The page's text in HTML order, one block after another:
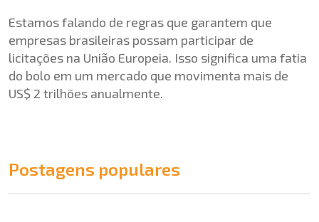
Estamos falando de regras que garantem que
empresas brasileiras possam participar de
licitações na União Europeia. Isso significa uma fatia
do bolo em um mercado que movimenta mais de
US$ 2 trilhões anualmente.
Postagens populares